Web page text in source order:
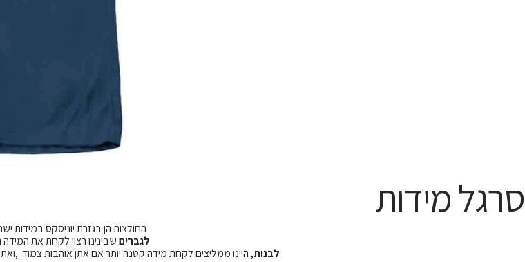
סרגל מידות
החולצות הן בגזרת יוניסקס במידות
לגבריםשבינינו רצוי לקחת את המידה
לבנות, היינו ממליצים לקחת מידה קטנה יותר אם אתן אוהבות צמוד